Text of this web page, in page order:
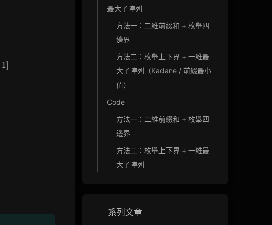
- s[x2][y1-1] + s[x1-1][y1-1]
1]
最大子陣列
方法一：二維前綴和 + 枚舉四
邊界
方法二：枚舉上下界 + 一維最
大子陣列（Kadane / 前綴最小
值）
Code
方法一：二維前綴和 + 枚舉四
邊界
方法二：枚舉上下界 + 一維最
大子陣列
系列文章